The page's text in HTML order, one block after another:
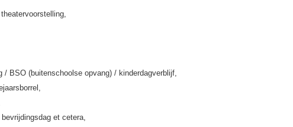
/ BSO (buitenschoolse opvang) / kinderdagverblijf,
et cetera,